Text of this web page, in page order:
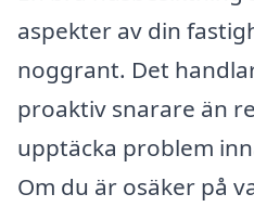
aspekter av din
noggrant. Det
proaktiv snarare än
upptäcka problem
Om du är osäker på